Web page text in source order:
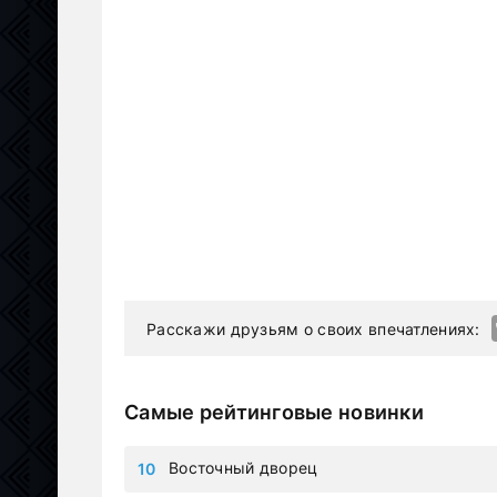
Расскажи друзьям о своих впечатлениях:
Самые рейтинговые новинки
Восточный дворец